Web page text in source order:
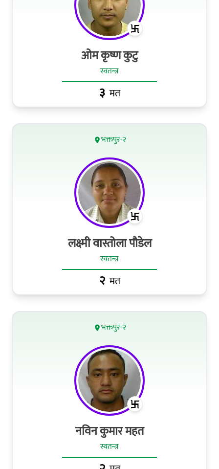
ओम कृष्ण कुटु
स्वतन्त्र
३ मत
भक्तपुर-२
लक्ष्मी वास्तोला पौडेल
स्वतन्त्र
२ मत
भक्तपुर-२
नविन कुमार महत
स्वतन्त्र